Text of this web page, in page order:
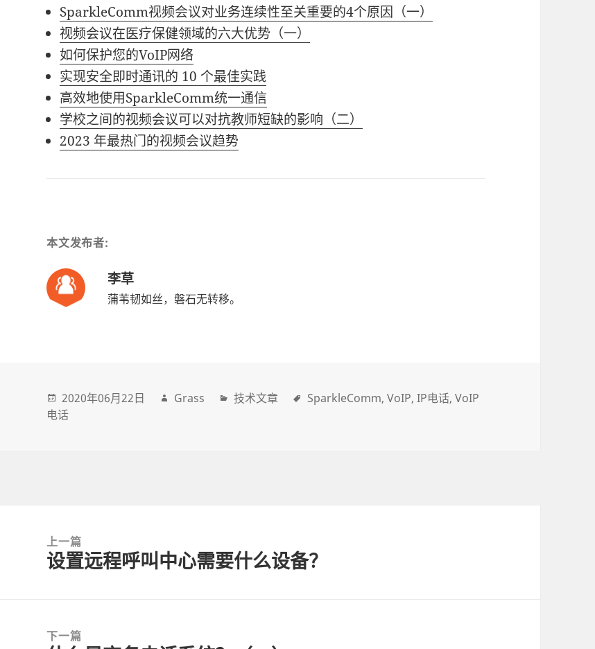
SparkleComm视频会议对业务连续性至关重要的4个原因（一）
视频会议在医疗保健领域的六大优势（一）
如何保护您的VoIP网络
实现安全即时通讯的 10 个最佳实践
高效地使用SparkleComm统一通信
学校之间的视频会议可以对抗教师短缺的影响（二）
2023 年最热门的视频会议趋势
本文发布者:
李草
蒲苇韧如丝，磐石无转移。
2020年06月22日 Grass 技术文章 SparkleComm VoIP IP电话 VoIP
电话
navigation上一篇
上
设置远程呼叫中心需要什么设备？
下一篇